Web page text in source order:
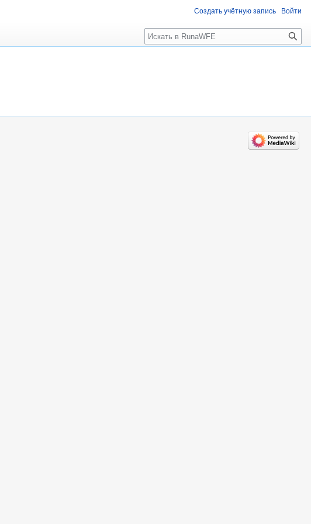
Создать учётную запись Войти
Поиск